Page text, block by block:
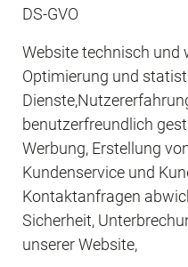
DS-GVO
Website technisch
Optimierung und
benutzerfreundlich
Werbung, Erstellung
Kundenservice und
Kontaktanfragen
Sicherheit,
unserer Website,